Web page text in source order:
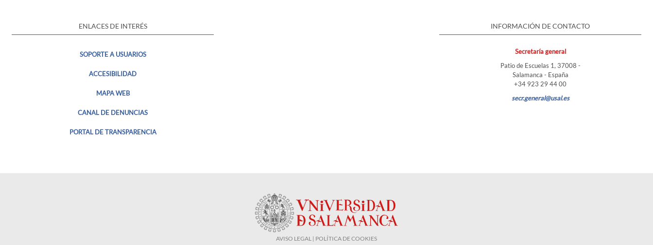
ENLACES DE INTERÉS
SOPORTE A USUARIOS
ACCESIBILIDAD
MAPA WEB
CANAL DE DENUNCIAS
PORTAL DE TRANSPARENCIA
INFORMACIÓN DE CONTACTO
Secretaría general
Patio de Escuelas 1, 37008 -
Salamanca - España
+34 923 29 44 00
secr.general@usal.es
AVISO LEGAL | POLÍTICA DE COOKIES